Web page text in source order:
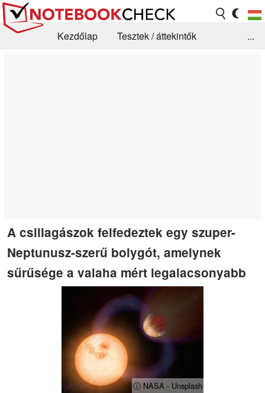
Kezdőlap
Tesztek / áttekintők
...
A csillagászok felfedeztek egy szuper-
Neptunusz-szerű bolygót, amelynek
sűrűsége a valaha mért legalacsonyabb
ⓘ NASA - Unsplash